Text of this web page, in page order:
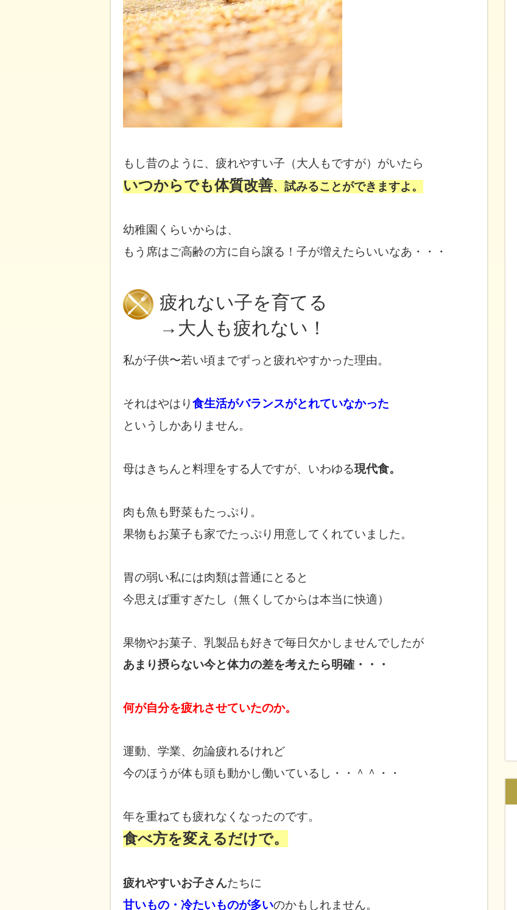
もし昔のように、 疲れやすい子（大人もですが）がいたら
いつからでも体質改善、試みることができますよ。
幼稚園くらいからは、
もう席はご高齢の方に自ら譲る！子が増えたらいいなあ・・・
疲れない子を育てる
→大人も疲れない！
私が子供〜若い頃までずっと疲れやすかった理由。
それはやはり食生活がバランスがとれていなかった
というしかありません。
母はきちんと料理をする人ですが、 いわゆる現代食。
肉も魚も野菜もたっぷり。
果物もお菓子も家でたっぷり用意してくれていました。
胃の弱い私には肉類は普通にとると
今思えば重すぎたし（無くしてからは本当に快適）
果物やお菓子、乳製品も好きで毎日欠かしませんでしたが
あまり摂らない今と体力の差を考えたら明確・・・
何が自分を疲れさせていたのか。
運動、学業、勿論疲れるけれど
今のほうが体も頭も動かし働いているし・・＾＾・・
年を重ねても疲れなくなったのです。
食べ方を変えるだけで。
疲れやすいお子さんたちに
甘いもの・冷たいものが多いのかもしれません。